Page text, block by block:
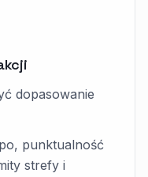
dopasowanie
punktualność
strefy i